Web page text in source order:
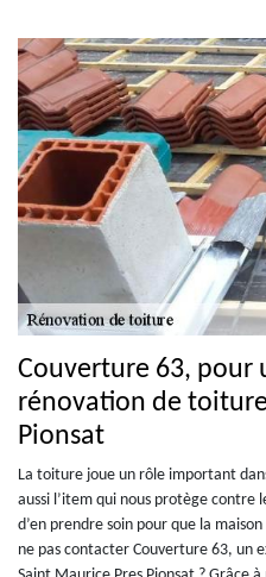
Couverture 63, pour
rénovation de
Pionsat
La toiture joue un rôle important
aussi l’item qui nous protège
d’en prendre soin pour que la
ne pas contacter Couverture 63, un